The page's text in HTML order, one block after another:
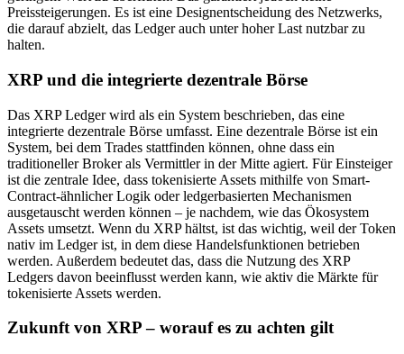
Preissteigerungen. Es ist eine Designentscheidung des Netzwerks,
die darauf abzielt, das Ledger auch unter hoher Last nutzbar zu
halten.
XRP und die integrierte dezentrale Börse
Das XRP Ledger wird als ein System beschrieben, das eine
integrierte dezentrale Börse umfasst. Eine dezentrale Börse ist ein
System, bei dem Trades stattfinden können, ohne dass ein
traditioneller Broker als Vermittler in der Mitte agiert. Für Einsteiger
ist die zentrale Idee, dass tokenisierte Assets mithilfe von Smart-
Contract-ähnlicher Logik oder ledgerbasierten Mechanismen
ausgetauscht werden können – je nachdem, wie das Ökosystem
Assets umsetzt. Wenn du XRP hältst, ist das wichtig, weil der Token
nativ im Ledger ist, in dem diese Handelsfunktionen betrieben
werden. Außerdem bedeutet das, dass die Nutzung des XRP
Ledgers davon beeinflusst werden kann, wie aktiv die Märkte für
tokenisierte Assets werden.
Zukunft von XRP – worauf es zu achten gilt